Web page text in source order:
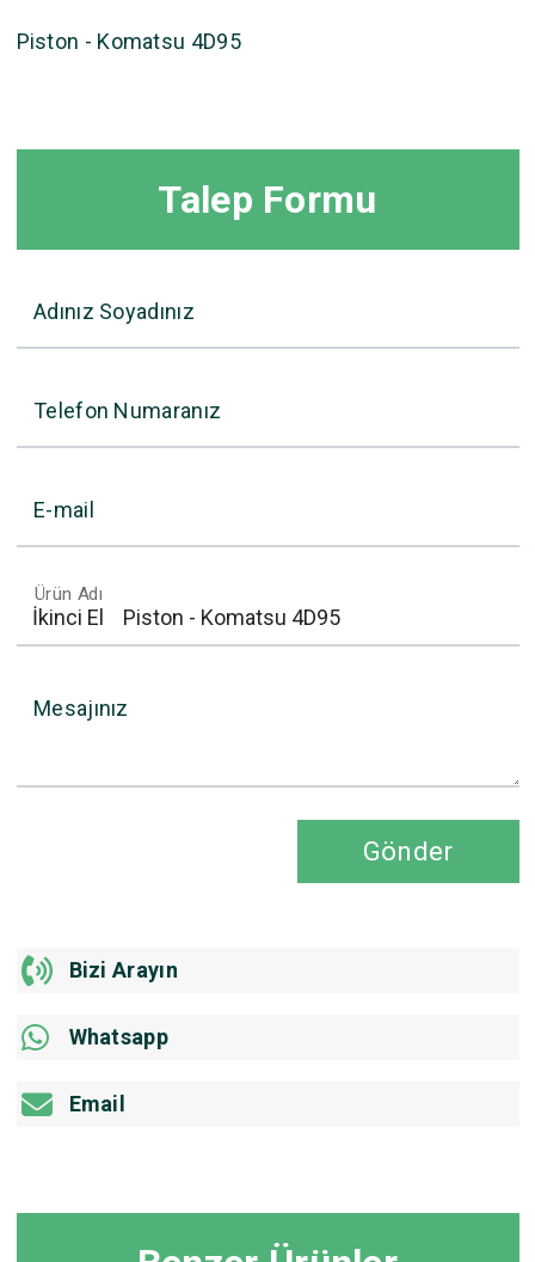
Piston - Komatsu 4D95
Talep Formu
Adınız Soyadınız
Telefon Numaranız
E-mail
Ürün Adı
Mesajınız
Gönder
Bizi Arayın
Whatsapp
Email